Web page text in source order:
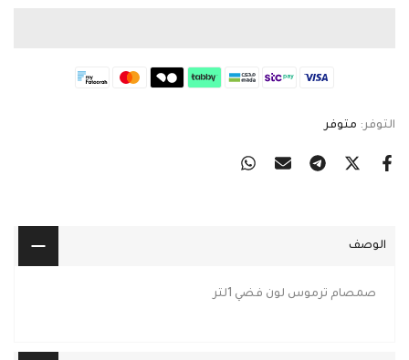
التوفر: متوفر
الوصف
صمصام ترموس لون فضي 1لتر